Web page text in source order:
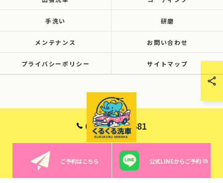
090-6001-8681
ご予約はこちら 公式LINEからご予約
手洗い 研磨
メンテナンス お問い合わせ
プライバシーポリシー サイトマップ
© 2026 群馬で洗車ならくるくる洗車 ALL RIGHTS RESERVED.